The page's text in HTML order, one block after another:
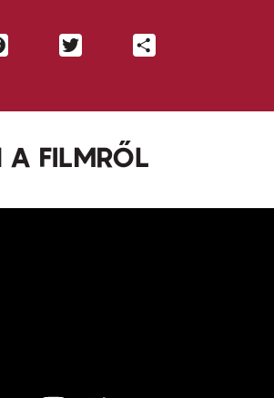
Facebook
A FILMRŐL